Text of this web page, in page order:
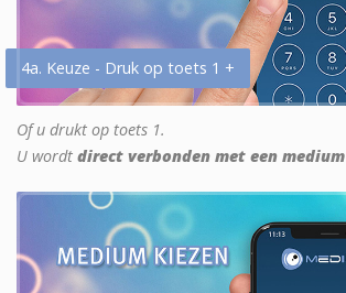
4a. Keuze - Druk op toets 1 +
Of u drukt op toets 1.
U wordt direct verbonden met een medium